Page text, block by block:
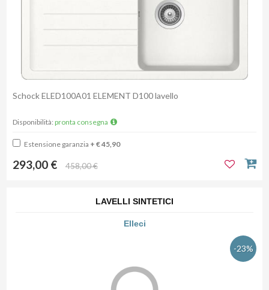
Schock ELED100A01 ELEMENT D100 lavello
Disponibilità: pronta consegna
Estensione garanzia + € 45,90
293,00 € 458,00 €
LAVELLI SINTETICI
Elleci
-23%